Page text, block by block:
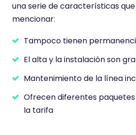
una serie de características
mencionar:
Tampoco tienen
El alta y la instalación son
Mantenimiento de la línea
Ofrecen diferentes
la tarifa